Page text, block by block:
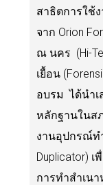
สาธิตการใช้
จาก Orion
ณ นคร (Hi-
เยื้อน
อบรม ได้นำเ
หลักฐานในส
งานอุปกรณ์ท
Duplicator)
การทำสำเน